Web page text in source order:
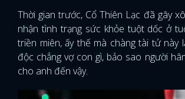
Thời gian trước, Cổ Thiên Lạc đã gây
nhận tình trạng sức khỏe tuột dốc ở
triền miên, ấy thế mà chàng tài tử này
độc chẳng vợ con gì, bảo sao người
cho anh đến vậy.